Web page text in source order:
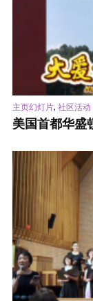
主页幻灯片, 社区活动
美国首都华盛